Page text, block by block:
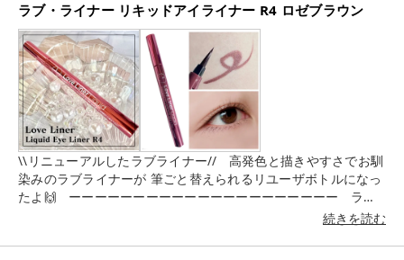
👌✨ メイクちょっと残ってても乳化させるとみるみる 浮いて洗
い流す時にはしっかり落ちてる🥰 鼻の黒ずみも軽減したから毛
穴の奥までオイルが 届いて汚れを浮かしてるの実感した😭 生
マヌカハニー配合で洗い上がりしっとり🍯🐝 保湿と肌のキメを
整えてくれるよ🙌 保湿だけでなく植物とフルーツでエイジング
ケアも！ 角質クリア・ハリ…セイヨウナシ果汁発酵液 くすみ…
ボタンエキス 毛穴引き締め…ノイバラ果実エキス ーーーーーー
ーーーーーーーーーーーーーーー ちなみに クレンジングに置い
て大事なのは【乳化】😫 クレンジングで乳化してないって方や
乳化自体を 知らない方は特にメイク落ちない〜💦な事が多くて
困っているのでは？🤔 乳化というのは水と油がしっかり混ざっ
前に手を水またはぬるま湯に濡らして オイルと馴染ませるとだ
んだん白く乳化してくる からそのまま優しくメイクと馴染ませ
ラブ・ライナー リキッドアイライナー R4 ロゼブラウン
\\リニューアルしたラブライナー// ⁡ ⁡ 高発色と描きやすさでお馴
染みのラブライナーが 筆ごと替えられるリユーザボトルになっ
たよ🙌 ⁡ ⁡ ーーーーーーーーーーーーーーーーーーーーー ⁡ ⁡ ラ
ブ・ライナー リキッドアイライナー R4 全6色 ⁡ ⁡ 環境を考えた素
筆とインクがセットになった 専用リフィルをつけ替えて使えま
続きを読む